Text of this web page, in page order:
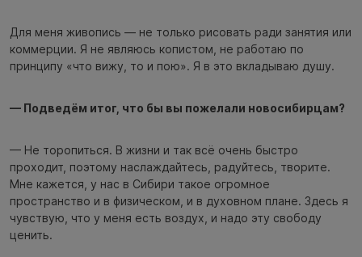
Для меня живопись — не только рисовать ради занятия или
коммерции. Я не являюсь копистом, не работаю по
принципу «что вижу, то и пою». Я в это вкладываю душу.
— Подведём итог, что бы вы пожелали новосибирцам?
— Не торопиться. В жизни и так всё очень быстро
проходит, поэтому наслаждайтесь, радуйтесь, творите.
Мне кажется, у нас в Сибири такое огромное
пространство и в физическом, и в духовном плане. Здесь я
чувствую, что у меня есть воздух, и надо эту свободу
ценить.